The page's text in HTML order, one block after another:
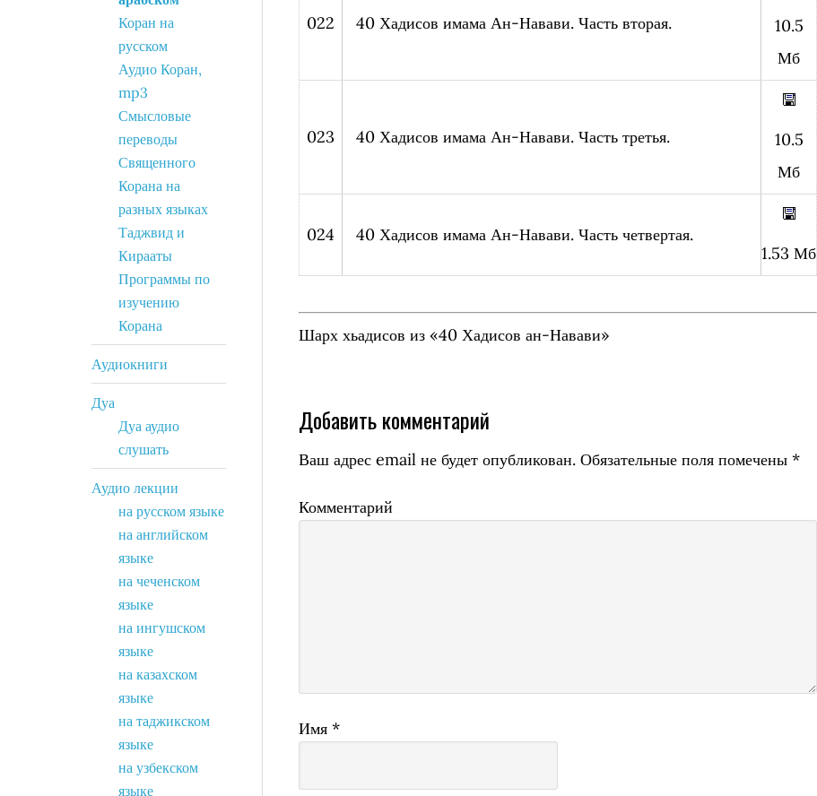
022 40 Хадисов имама Ан-Навави. Часть вторая.
10.5
Мб
023 40 Хадисов имама Ан-Навави. Часть третья.
10.5
Мб
024
40 Хадисов имама Ан-Навави. Часть четвертая.
1.53 Мб
Шарх хьадисов из «40 Хадисов ан-Навави»
Добавить комментарий
Ваш адрес email не будет опубликован. Обязательные поля помечены *
Комментарий
Имя *
Коран на
русском
Аудио Коран,
mp3
Смысловые
переводы
Священного
Корана на
разных языках
Таджвид и
Кирааты
Программы по
изучению
Корана
Аудиокниги
Дуа
Дуа аудио
слушать
Аудио лекции
на русском языке
на английском
языке
на чеченском
языке
на ингушском
языке
на казахском
языке
на таджикском
языке
на узбекском
языке